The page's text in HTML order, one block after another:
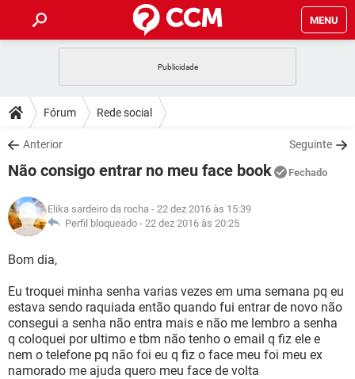
MENU
CELULAR
OUTLOOK
INSTAGRAM GMAIL
GUIA DE COMPRAS
DICAS
JOGOS
INSTAGRAM GMAIL
GUIA DE COMPRAS
DOWNLOADS
JOGOS WHATSAPP
CELULAR
OUTLOOK EXCEL
INSTAGRAM
JOGOS WHATSAPP
CELULAR
OUTLOOK
INSTAGRAM GMAIL
GUIA DE COMPRAS
GLOSSÁRIO
JOGOS
OUTLOOK EXCEL
INSTAGRAM GMAIL
GUIA DE COMPRAS
Fórum Rede social
Anterior Seguinte
Não consigo entrar no meu face book Fechado
Elika sardeiro da rocha - 22 dez 2016 às 15:39
Perfil bloqueado - 22 dez 2016 às 20:25
Bom dia,
Eu troquei minha senha varias vezes em uma semana pq eu
estava sendo raquiada então quando fui entrar de novo não
consegui a senha não entra mais e não me lembro a senha
q coloquei por ultimo e tbm não tenho o email q fiz ele e
nem o telefone pq não foi eu q fiz o face meu foi meu ex
namorado me ajuda quero meu face de volta